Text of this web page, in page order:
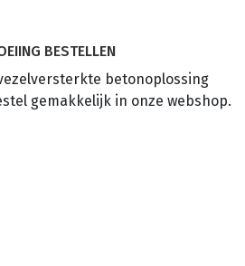
BESTELLEN
betonoplossing
gemakkelijk in onze webshop.